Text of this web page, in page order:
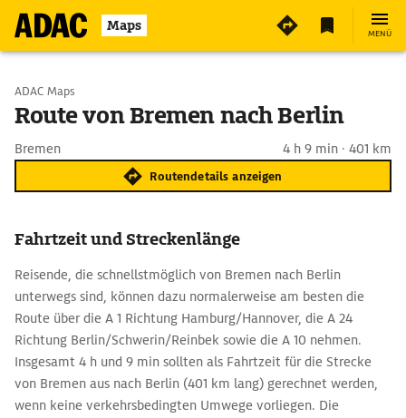
Maps MENÜ
Start wählen
ADAC Maps
Route von Bremen nach Berlin
Bremen 4 h 9 min · 401 km
Routendetails anzeigen
Fahrtzeit und Streckenlänge
Reisende, die schnellstmöglich von Bremen nach Berlin
unterwegs sind, können dazu normalerweise am besten die
Route über die A 1 Richtung Hamburg/Hannover, die A 24
Richtung Berlin/Schwerin/Reinbek sowie die A 10 nehmen.
Insgesamt 4 h und 9 min sollten als Fahrtzeit für die Strecke
von Bremen aus nach Berlin (401 km lang) gerechnet werden,
wenn keine verkehrsbedingten Umwege vorliegen. Die